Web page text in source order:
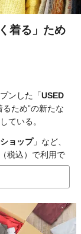
着る」ため
ンした「USED
るため”の新たな
ている。
ョップ」など、
（税込）で利用で
」だ。